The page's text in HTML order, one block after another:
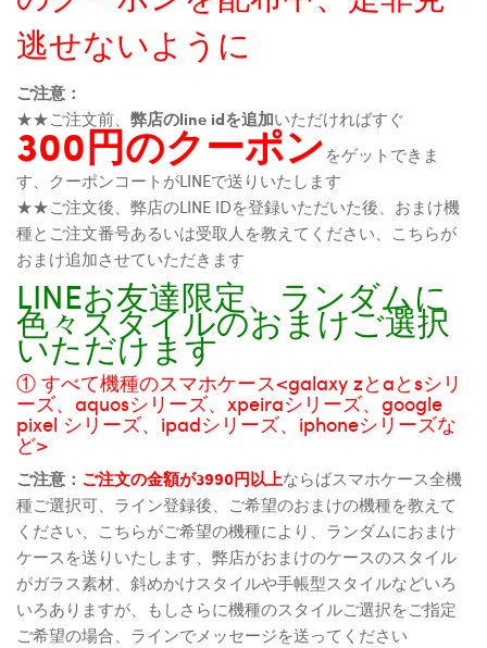
逃せないように
ご注意：
★★ご注文前、 弊店のline idを追加いただければすぐ
300円のクーポンをゲットできま
す、クーポンコートがLINEで送りいたします
★★ご注文後、弊店のLINE IDを登録いただいた後、おまけ機
種とご注文番号あるいは受取人を教えてください、こちらが
おまけ追加させていただきます
LINEお友達限定、ランダムに
色々スタイルのおまけご選択
いただけます
① すべて機種のスマホケース<galaxy zとaとsシリ
ーズ、aquosシリーズ、xpeiraシリーズ、google
pixel シリーズ、ipadシリーズ、iphoneシリーズな
ど>
ご注意： ご注文の金額が3990円以上ならばスマホケース全機
種ご選択可、ライン登録後、ご希望のおまけの機種を教えて
ください、こちらがご希望の機種により、ランダムにおまけ
ケースを送りいたします、弊店がおまけのケースのスタイル
がガラス素材、斜めかけスタイルや手帳型スタイルなどいろ
いろありますが、もしさらに機種のスタイルご選択をご指定
ご希望の場合、ラインでメッセージを送ってください